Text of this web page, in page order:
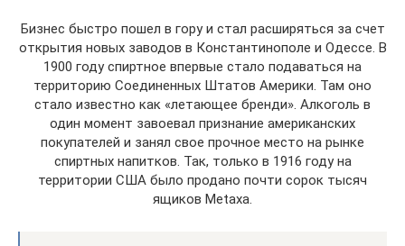
Бизнес быстро пошел в гору и стал расширяться за счет
открытия новых заводов в Константинополе и Одессе. В
1900 году спиртное впервые стало подаваться на
территорию Соединенных Штатов Америки. Там оно
стало известно как «летающее бренди». Алкоголь в
один момент завоевал признание американских
покупателей и занял свое прочное место на рынке
спиртных напитков. Так, только в 1916 году на
территории США было продано почти сорок тысяч
ящиков Metaxa.